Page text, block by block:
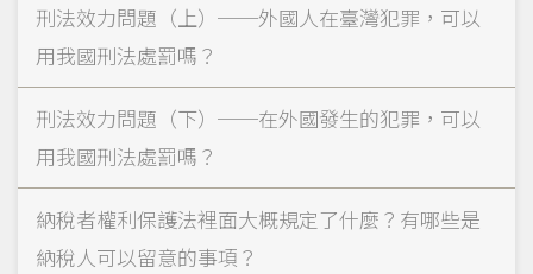
刑法效力問題（上）──外國人在臺灣犯罪，可以
用我國刑法處罰嗎？
刑法效力問題（下）──在外國發生的犯罪，可以
用我國刑法處罰嗎？
納稅者權利保護法裡面大概規定了什麼？有哪些是
納稅人可以留意的事項？